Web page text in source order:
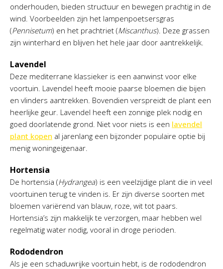
onderhouden, bieden structuur en bewegen prachtig in de
wind. Voorbeelden zijn het lampenpoetsersgras
(Pennisetum) en het prachtriet (Miscanthus). Deze grassen
zijn winterhard en blijven het hele jaar door aantrekkelijk.
Lavendel
Deze mediterrane klassieker is een aanwinst voor elke
voortuin. Lavendel heeft mooie paarse bloemen die bijen
en vlinders aantrekken. Bovendien verspreidt de plant een
heerlijke geur. Lavendel heeft een zonnige plek nodig en
goed doorlatende grond. Niet voor niets is een lavendel
plant kopen al jarenlang een bijzonder populaire optie bij
menig woningeigenaar.
Hortensia
De hortensia (Hydrangea) is een veelzijdige plant die in veel
voortuinen terug te vinden is. Er zijn diverse soorten met
bloemen variërend van blauw, roze, wit tot paars.
Hortensia’s zijn makkelijk te verzorgen, maar hebben wel
regelmatig water nodig, vooral in droge perioden.
Rododendron
Als je een schaduwrijke voortuin hebt, is de rododendron